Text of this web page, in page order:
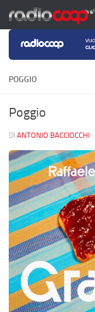
Salta al contenuto
POGGIO
Poggio
DI ANTONIO BACCIOCCHI ·